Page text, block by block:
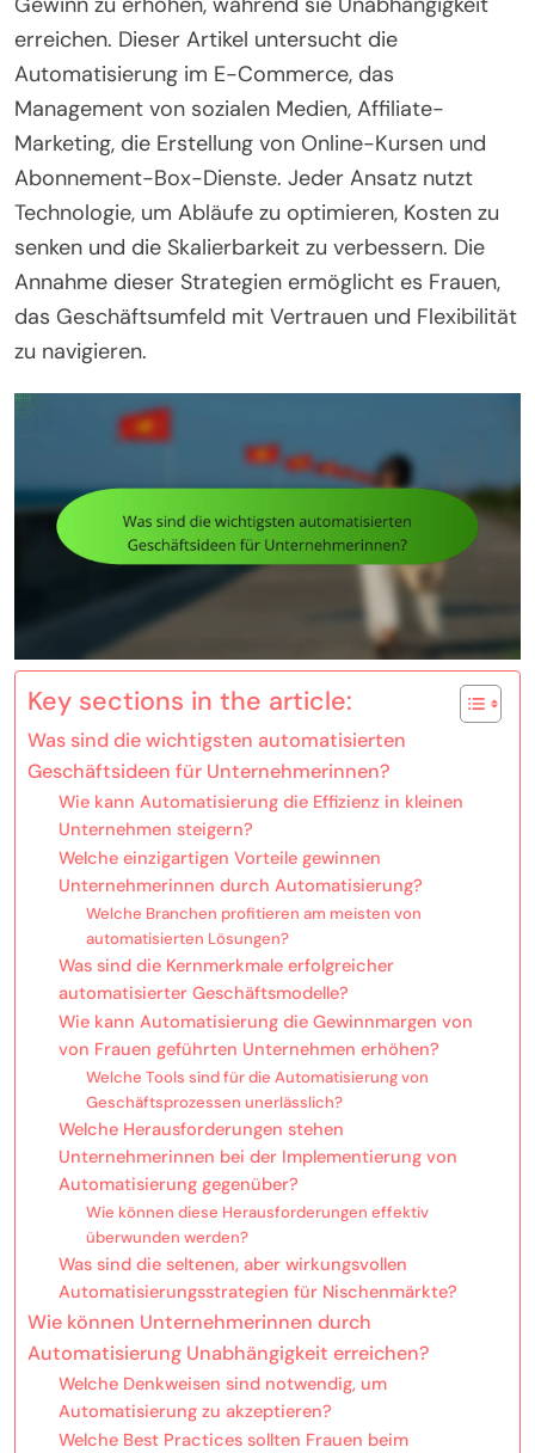
erreichen. Dieser Artikel untersucht die
Automatisierung im E-Commerce, das
Management von sozialen Medien, Affiliate-
Marketing, die Erstellung von Online-Kursen und
Abonnement-Box-Dienste. Jeder Ansatz nutzt
Technologie, um Abläufe zu optimieren, Kosten zu
senken und die Skalierbarkeit zu verbessern. Die
Annahme dieser Strategien ermöglicht es Frauen,
das Geschäftsumfeld mit Vertrauen und Flexibilität
zu navigieren.
Key sections in the article:
Was sind die wichtigsten automatisierten
Geschäftsideen für Unternehmerinnen?
Wie kann Automatisierung die Effizienz in kleinen
Unternehmen steigern?
Welche einzigartigen Vorteile gewinnen
Unternehmerinnen durch Automatisierung?
Welche Branchen profitieren am meisten von
automatisierten Lösungen?
Was sind die Kernmerkmale erfolgreicher
automatisierter Geschäftsmodelle?
Wie kann Automatisierung die Gewinnmargen von
von Frauen geführten Unternehmen erhöhen?
Welche Tools sind für die Automatisierung von
Geschäftsprozessen unerlässlich?
Welche Herausforderungen stehen
Unternehmerinnen bei der Implementierung von
Automatisierung gegenüber?
Wie können diese Herausforderungen effektiv
überwunden werden?
Was sind die seltenen, aber wirkungsvollen
Automatisierungsstrategien für Nischenmärkte?
Wie können Unternehmerinnen durch
Automatisierung Unabhängigkeit erreichen?
Welche Denkweisen sind notwendig, um
Automatisierung zu akzeptieren?
Welche Best Practices sollten Frauen beim